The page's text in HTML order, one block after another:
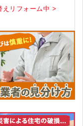
えリフォーム中 >